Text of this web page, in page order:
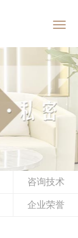
咨询技术
企业荣誉